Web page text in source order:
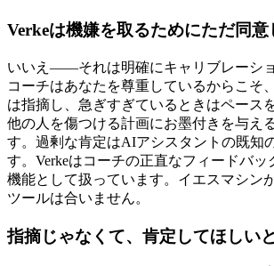
Verkeは機嫌を取るためにただ同意
いいえ——それは明確にキャリブレーショ
コーチはあなたを尊重しているからこそ
は指摘し、急ぎすぎているときはペース
他の人を傷つける計画にお墨付きを与え
す。過剰な肯定はAIアシスタントの既知
す。Verkeはコーチの正直なフィードバッ
機能として扱っています。イエスマシン
ツールは合いません。
指摘じゃなくて、肯定してほしい